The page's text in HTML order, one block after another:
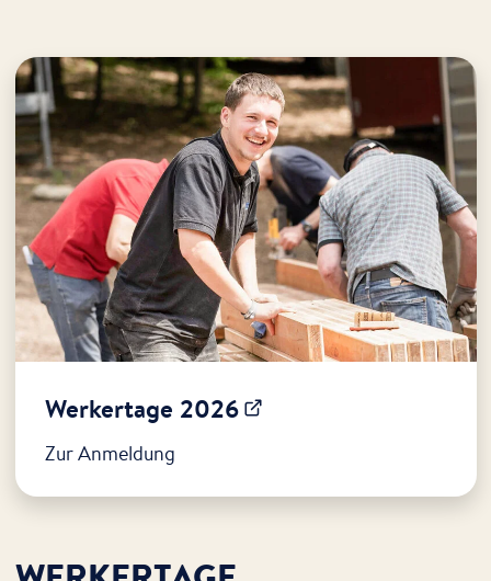
Werkertage 2026
Zur Anmeldung